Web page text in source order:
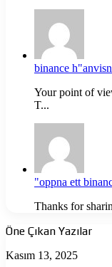
binance
Your point of
T...
"oppna ett
Thanks for
Öne Çıkan Yazılar
Ölüme
Kasım 13, 2025